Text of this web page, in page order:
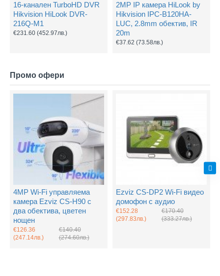
16-канален TurboHD DVR
Hikvision HiLook DVR-
216Q-M1
€231.60 (452.97лв.)
2MP IP камера HiLook by
Hikvision IPC-B120HA-
LUC, 2.8mm обектив, IR
20m
€37.62 (73.58лв.)
Промо офери
4MP Wi-Fi управляема
камера Ezviz CS-H90 с
два обектива, цветен
нощен
€126.36
(247.14лв.)
€140.40
(274.60лв.)
Ezviz CS-DP2 Wi-Fi видео
домофон с аудио
€152.28
(297.83лв.)
€170.40
(333.27лв.)